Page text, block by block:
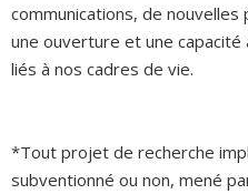
communications, de
une ouverture et une
liés à nos cadres de vie.
*Tout projet de recherche
subventionné ou non, mené